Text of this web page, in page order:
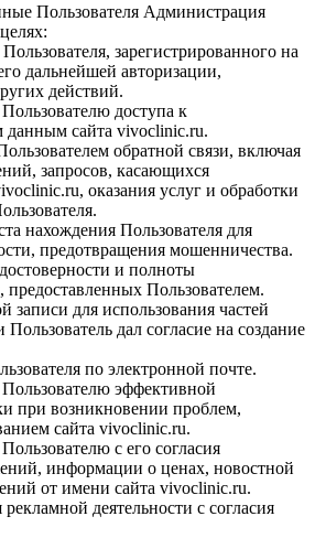
Пользователя Администрация
зарегистрированного на
дальнейшей авторизации,
действий.
доступа к
данным сайта vivoclinic.ru.
обратной связи, включая
запросов, касающихся
оказания услуг и обработки
нахождения Пользователя для
предотвращения мошенничества.
и полноты
Пользователем.
записи для использования частей
дал согласие на создание
по электронной почте.
эффективной
при возникновении проблем,
сайта vivoclinic.ru.
с его согласия
информации о ценах, новостной
от имени сайта vivoclinic.ru.
деятельности с согласия